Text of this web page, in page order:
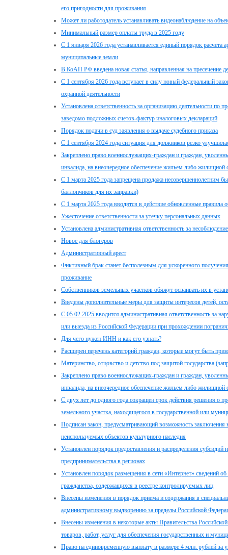
его пригодности для проживания
Может ли работодатель устанавливать видеонаблюдение на
Минимальный размер оплаты труда в 2025 году
С 1 января 2026 года устанавливается единый порядок расчета
муниципальные земли
В КоАП РФ введена новая статья, направленная на пресечение
С 1 сентября 2026 года вступает в силу новый федеральный
охранной деятельности
Установлена ответственность за организацию деятельности
заведомо подложных счетов-фактур иналоговых деклараций
Порядок подачи в суд заявления о выдаче судебного приказа
С 1 сентября 2024 года ситуация для должников резко
Закреплено право военнослужащих-граждан и граждан,
инвалида, на внеочередное обеспечение жильем либо жилищной
С 1 марта 2025 года запрещена продажа несовершеннолетним
баллончиков для их заправки)
С 1 марта 2025 года вводятся в действие обновленные правила
Ужесточение ответственности за утечку персональных данных
Установлена административная ответственность за
Новое для блогеров
Административный арест
Фиктивный брак станет бесполезным для ускоренного
проживание
Собственников земельных участков обяжут осваивать их в
Введены дополнительные меры для защиты интересов детей,
С 05.02.2025 вводится административная ответственность за
или выезда из Российской Федерации при прохождении
Для чего нужен ИНН и как его узнать?
Расширен перечень категорий граждан, которые могут быть
Материнство, отцовство и детство под защитой государства
Закреплено право военнослужащих-граждан и граждан,
инвалида, на внеочередное обеспечение жильем либо жилищной
С двух лет до одного года сокращен срок действия решения о
земельного участка, находящегося в государственной или
Подписан закон, предусматривающий возможность заключения
неиспользуемых объектов культурного наследия
Установлен порядок предоставления и распределения субсидий
предпринимательства в регионах
Установлен порядок размещения в сети «Интернет» сведений
гражданства, содержащихся в реестре контролируемых лиц
Внесены изменения в порядок приема и содержания в
административному выдворению за пределы Российской
Внесены изменения в некоторые акты Правительства
товаров, работ, услуг для обеспечения государственных и
Право на единовременную выплату в размере 4 млн. рублей за